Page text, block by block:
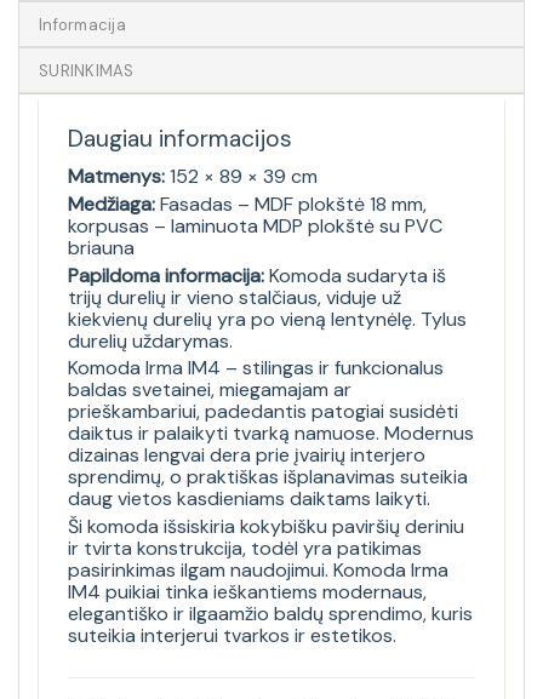
Informacija
SURINKIMAS
Daugiau informacijos
Matmenys:152 × 89 × 39 cm
Medžiaga:Fasadas – MDF plokštė 18 mm,
korpusas – laminuota MDP plokštė su PVC
briauna
Papildoma informacija:Komoda sudaryta iš
trijų durelių ir vieno stalčiaus, viduje už
kiekvienų durelių yra po vieną lentynėlę. Tylus
durelių uždarymas.
Komoda Irma IM4 – stilingas ir funkcionalus
baldas svetainei, miegamajam ar
prieškambariui, padedantis patogiai susidėti
daiktus ir palaikyti tvarką namuose. Modernus
dizainas lengvai dera prie įvairių interjero
sprendimų, o praktiškas išplanavimas suteikia
daug vietos kasdieniams daiktams laikyti.
Ši komoda išsiskiria kokybišku paviršių deriniu
ir tvirta konstrukcija, todėl yra patikimas
pasirinkimas ilgam naudojimui. Komoda Irma
IM4 puikiai tinka ieškantiems modernaus,
elegantiško ir ilgaamžio baldų sprendimo, kuris
suteikia interjerui tvarkos ir estetikos.